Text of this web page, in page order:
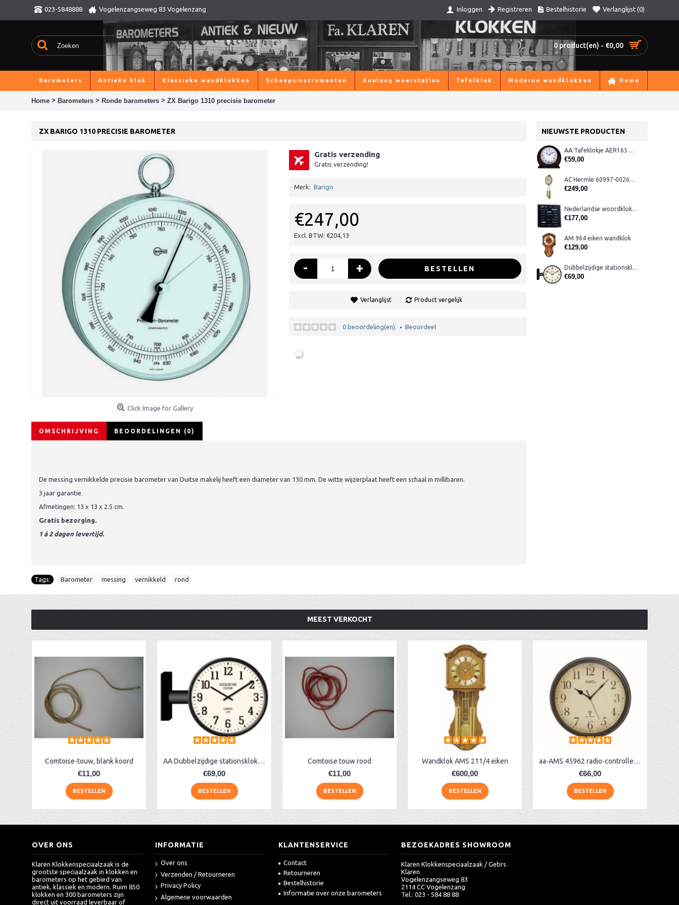
023-5848888 Vogelenzangseweg 83 Vogelenzang Inloggen Registreren Bestelhistorie Verlanglijst (0)
0 product(en) - €0,00
Barometers Antieke klok Klassieke wandklokken Scheepsinstrumenten Analoog weerstation Tafelklok Moderne wandklokken Home
Home > Barometers > Ronde barometers > ZX Barigo 1310 precisie barometer
NIEUWSTE PRODUCTEN
AA Tafeklokje AER165 noten
€59,00
AC Hermle 60997-00261 wandklok
€249,00
Nederlandse woordklok zwart AMS 1265
€177,00
AM 964 eiken wandklok
€129,00
Dubbelzijdige stationsklok metaal 1879
€69,00
ZX BARIGO 1310 PRECISIE BAROMETER
Click Image for Gallery
Gratis verzending
Gratis verzending!
Merk: Barigo
€247,00
Excl. BTW: €204,13
- + BESTELLEN
Verlanglijst Product vergelijk
0 beoordeling(en). • Beoordeel
OMSCHRIJVING BEOORDELINGEN (0)
De messing vernikkelde precisie barometer van Duitse makelij heeft een diameter van 130 mm. De witte wijzerplaat heeft een schaal in millibaren.
3 jaar garantie.
Afmetingen: 13 x 13 x 2.5 cm.
Gratis bezorging.
1 á 2 dagen levertijd.
Tags: Barometer messing vernikkeld rond
MEEST VERKOCHT
Comtoise-touw, blank koord
€11,00
BESTELLEN
AA Dubbelzijdige stationsklok industrieel
€69,00
BESTELLEN
Comtoise touw rood
€11,00
BESTELLEN
Wandklok AMS 211/4 eiken
€600,00
BESTELLEN
aa-AMS 45962 radio-controlled klok
€66,00
BESTELLEN
OVER ONS
Klaren Klokkenspeciaalzaak is de
grootste speciaalzaak in klokken en
barometers op het gebied van
antiek, klassiek en modern. Ruim 850
klokken en 300 barometers zijn
direct uit voorraad leverbaar of
INFORMATIE
Over ons
Verzenden / Retourneren
Privacy Policy
Algemene voorwaarden
KLANTENSERVICE
Contact
Retourneren
Bestelhistorie
Informatie over onze barometers
BEZOEKADRES SHOWROOM
Klaren Klokkenspeciaalzaak / Gebrs.
Klaren
Vogelenzangseweg 83
2114 CC Vogelenzang
Tel.: 023 - 584 88 88